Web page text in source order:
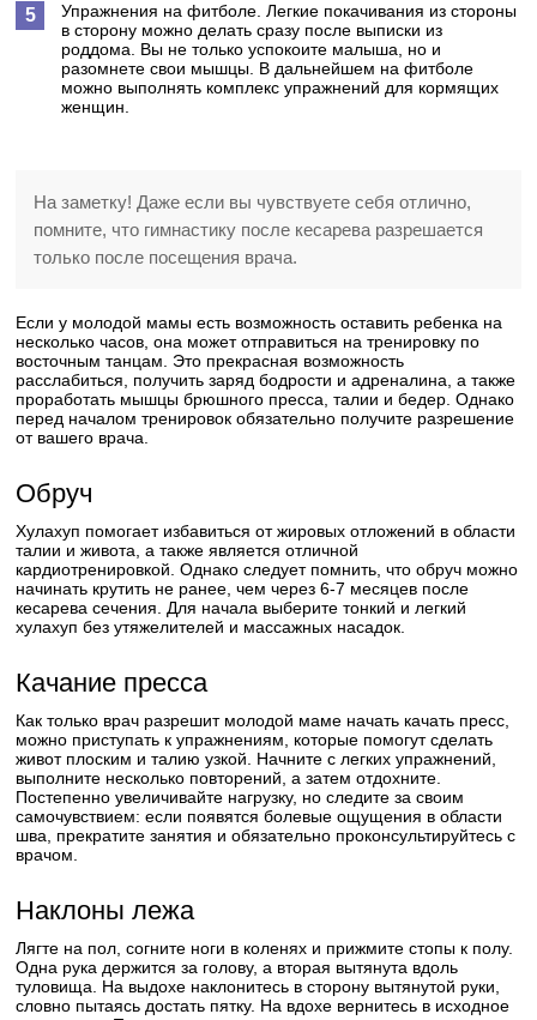
Упражнения на фитболе. Легкие покачивания из стороны
в сторону можно делать сразу после выписки из
роддома. Вы не только успокоите малыша, но и
разомнете свои мышцы. В дальнейшем на фитболе
можно выполнять комплекс упражнений для кормящих
женщин.
На заметку! Даже если вы чувствуете себя отлично,
помните, что гимнастику после кесарева разрешается
только после посещения врача.
Если у молодой мамы есть возможность оставить ребенка на
несколько часов, она может отправиться на тренировку по
восточным танцам. Это прекрасная возможность
расслабиться, получить заряд бодрости и адреналина, а также
проработать мышцы брюшного пресса, талии и бедер. Однако
перед началом тренировок обязательно получите разрешение
от вашего врача.
Обруч
Хулахуп помогает избавиться от жировых отложений в области
талии и живота, а также является отличной
кардиотренировкой. Однако следует помнить, что обруч можно
начинать крутить не ранее, чем через 6-7 месяцев после
кесарева сечения. Для начала выберите тонкий и легкий
хулахуп без утяжелителей и массажных насадок.
Качание пресса
Как только врач разрешит молодой маме начать качать пресс,
можно приступать к упражнениям, которые помогут сделать
живот плоским и талию узкой. Начните с легких упражнений,
выполните несколько повторений, а затем отдохните.
Постепенно увеличивайте нагрузку, но следите за своим
самочувствием: если появятся болевые ощущения в области
шва, прекратите занятия и обязательно проконсультируйтесь с
врачом.
Наклоны лежа
Лягте на пол, согните ноги в коленях и прижмите стопы к полу.
Одна рука держится за голову, а вторая вытянута вдоль
туловища. На выдохе наклонитесь в сторону вытянутой руки,
словно пытаясь достать пятку. На вдохе вернитесь в исходное